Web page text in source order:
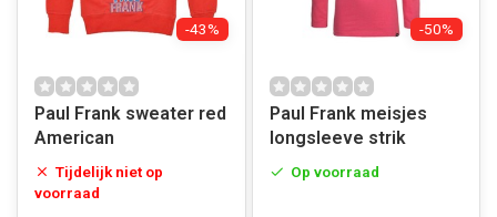
-43%
Paul Frank sweater red
American
Tijdelijk niet op
voorraad
-50%
Paul Frank meisjes
longsleeve strik
Op voorraad